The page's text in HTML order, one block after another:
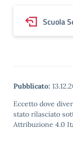
Scuola
Pubblicato:
Eccetto dove
stato rilasciato
Attribuzione 4.0